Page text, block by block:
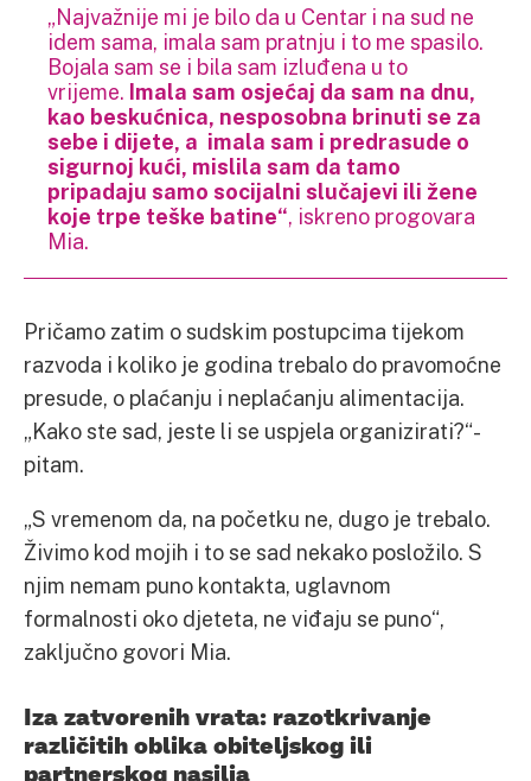
„Najvažnije mi je bilo da u Centar i na sud ne
idem sama, imala sam pratnju i to me spasilo.
Bojala sam se i bila sam izluđena u to
vrijeme. Imala sam osjećaj da sam na dnu,
kao beskućnica, nesposobna brinuti se za
sebe i dijete, a imala sam i predrasude o
sigurnoj kući, mislila sam da tamo
pripadaju samo socijalni slučajevi ili žene
koje trpe teške batine“, iskreno progovara
Mia.
Pričamo zatim o sudskim postupcima tijekom
razvoda i koliko je godina trebalo do pravomoćne
presude, o plaćanju i neplaćanju alimentacija.
„Kako ste sad, jeste li se uspjela organizirati?“-
pitam.
„S vremenom da, na početku ne, dugo je trebalo.
Živimo kod mojih i to se sad nekako posložilo. S
njim nemam puno kontakta, uglavnom
formalnosti oko djeteta, ne viđaju se puno“,
zaključno govori Mia.
Iza zatvorenih vrata: razotkrivanje
različitih oblika obiteljskog ili
partnerskog nasilja